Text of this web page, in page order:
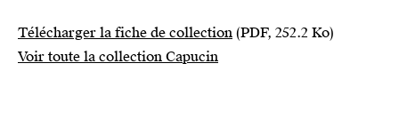
Télécharger la fiche de collection (PDF, 252.2 Ko)
Voir toute la collection Capucin